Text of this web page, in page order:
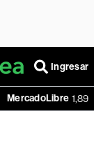
Ingresar
1,890.05 -